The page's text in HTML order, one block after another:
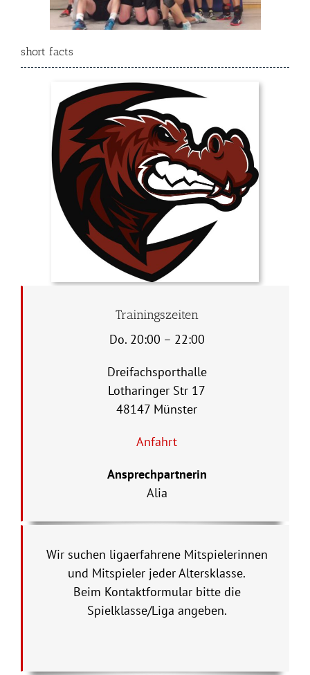
short facts
Trainingszeiten
Do. 20:00 – 22:00
Dreifachsporthalle
Lotharinger Str 17
48147 Münster
Anfahrt
Ansprechpartnerin
Alia
Wir suchen ligaerfahrene Mitspielerinnen
und Mitspieler jeder Altersklasse.
Beim Kontaktformular bitte die
Spielklasse/Liga angeben.